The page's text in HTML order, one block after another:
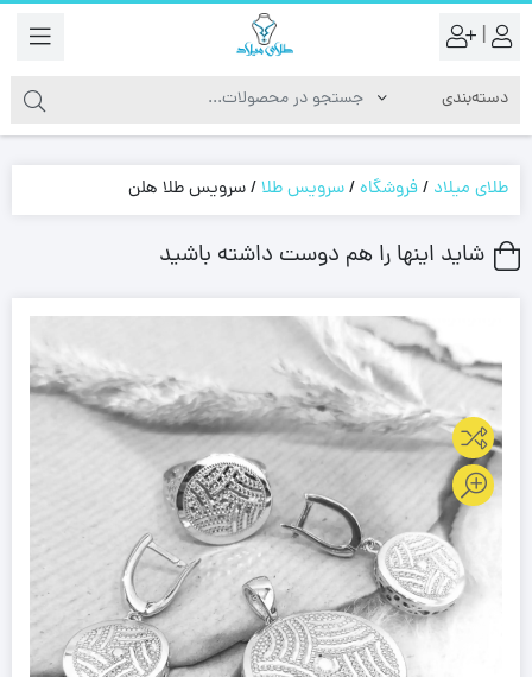
|
طلای میلاد /فروشگاه/سرویس طلا/سرویس طلا هلن
شاید اینها را هم دوست داشته باشید